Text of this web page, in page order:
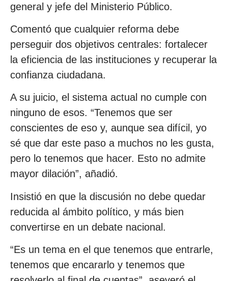
general y jefe del Ministerio Público.
Comentó que cualquier reforma debe
perseguir dos objetivos centrales: fortalecer
la eficiencia de las instituciones y recuperar la
confianza ciudadana.
A su juicio, el sistema actual no cumple con
ninguno de esos. “Tenemos que ser
conscientes de eso y, aunque sea difícil, yo
sé que dar este paso a muchos no les gusta,
pero lo tenemos que hacer. Esto no admite
mayor dilación”, añadió.
Insistió en que la discusión no debe quedar
reducida al ámbito político, y más bien
convertirse en un debate nacional.
“Es un tema en el que tenemos que entrarle,
tenemos que encararlo y tenemos que